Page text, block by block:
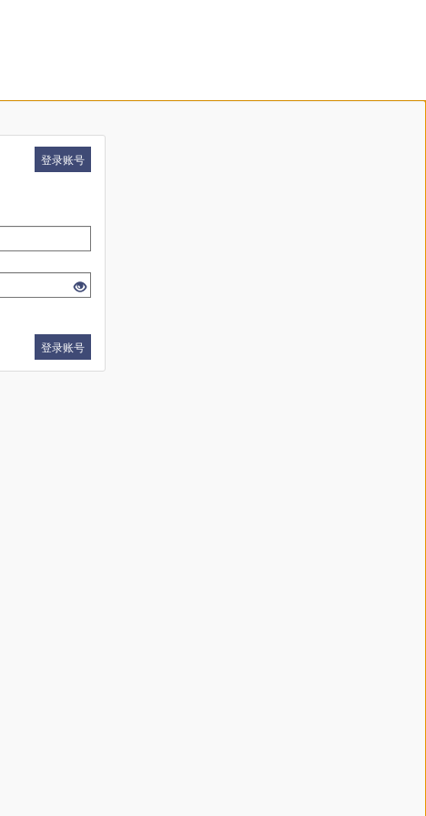
登录账号
登录账号